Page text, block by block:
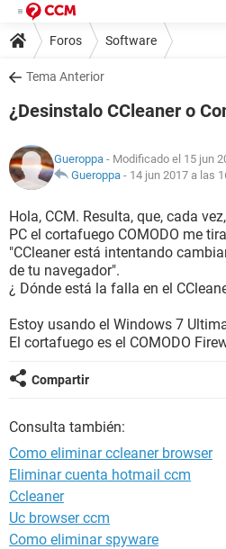
Foros Software
Tema Anterior
¿Desinstalo CCleaner o
Gueroppa - Modificado el 15 jun
Gueroppa - 14 jun 2017 a las
Hola, CCM. Resulta, que, cada
PC el cortafuego COMODO me
"CCleaner está intentando
de tu navegador".
¿ Dónde está la falla en el
Estoy usando el Windows 7
El cortafuego es el COMODO
Compartir
Consulta también:
Como eliminar ccleaner browser
Eliminar cuenta hotmail ccm
Ccleaner
Uc browser ccm
Como eliminar spyware